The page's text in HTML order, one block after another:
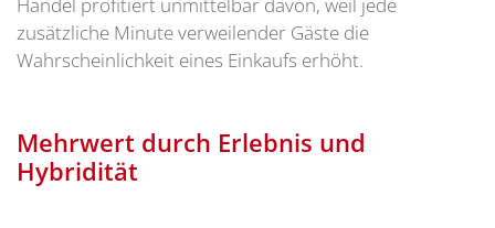
Handel profitiert unmittelbar davon, weil jede
zusätzliche Minute verweilender Gäste die
Wahrscheinlichkeit eines Einkaufs erhöht.
Mehrwert durch Erlebnis und
Hybridität